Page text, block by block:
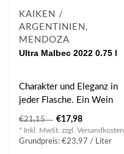
KAIKEN /
ARGENTINIEN,
MENDOZA
Ultra Malbec 2022 0.75 l
Charakter und Eleganz in
jeder Flasche. Ein Wein
mit starkem Charakter, die
von ..
€21,15 €17,98
* Inkl. MwSt. zzgl. Versandkosten
Grundpreis: €23,97 / Liter